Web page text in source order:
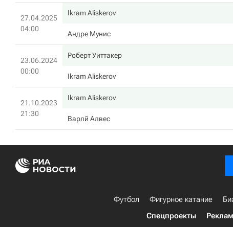
27.04.2025
04:00
Ikram Aliskerov
Андре Мунис
23.06.2024
00:00
Роберт Уиттакер
Ikram Aliskerov
21.10.2023
21:30
Ikram Aliskerov
Варлй Алвес
Футбол Фигурное катание
Спецпроекты